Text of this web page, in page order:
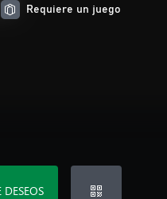
Requiere un juego